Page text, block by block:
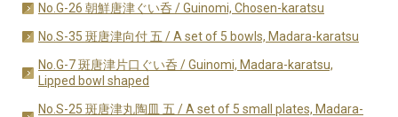
No.G-26 朝鮮唐津ぐい呑 / Guinomi, Chosen-karatsu
No.S-35 斑唐津向付 五 / A set of 5 bowls, Madara-karatsu
No.G-7 斑唐津片口ぐい呑 / Guinomi, Madara-karatsu,
Lipped bowl shaped
No.S-25 斑唐津丸陶皿 五 / A set of 5 small plates, Madara-